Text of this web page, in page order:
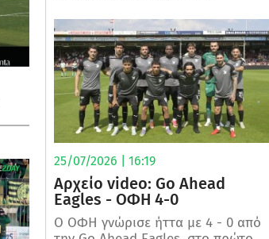
25/07/2026 | 16:19
Αρχείο video: Go Ahead
Eagles - ΟΦΗ 4-0
Ο ΟΦΗ γνώρισε ήττα με 4 - 0 από